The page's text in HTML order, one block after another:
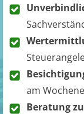
am
Beratung